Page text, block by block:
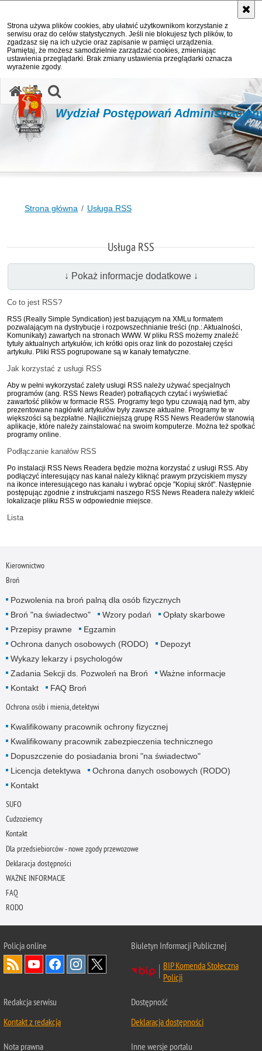
Strona używa plików cookies, aby ułatwić użytkownikom korzystanie z
serwisu oraz do celów statystycznych. Jeśli nie blokujesz tych plików, to
zgadzasz się na ich użycie oraz zapisanie w pamięci urządzenia.
Pamiętaj, że możesz samodzielnie zarządzać cookies, zmieniając
ustawienia przeglądarki. Brak zmiany ustawienia przeglądarki oznacza
wyrażenie zgody.
Wydział Postępowań
Strona główna Usługa RSS
Usługa RSS
↓ Pokaż informacje dodatkowe ↓
Co to jest RSS?
RSS (Really Simple Syndication) jest bazującym na XMLu formatem
pozwalającym na dystrybucje i rozpowszechnianie treści (np.: Aktualności,
Komunikaty) zawartych na stronach WWW. W pliku RSS możemy znaleźć
tytuły aktualnych artykułów, ich krótki opis oraz link do pozostałej części
artykułu. Pliki RSS pogrupowane są w kanały tematyczne.
Jak korzystać z usługi RSS
Aby w pełni wykorzystać zalety usługi RSS należy używać specjalnych
programów (ang. RSS News Reader) potrafiących czytać i wyświetlać
zawartość plików w formacie RSS. Programy tego typu czuwają nad tym, aby
prezentowane nagłówki artykułów były zawsze aktualne. Programy te w
większości są bezpłatne. Najliczniejszą grupę RSS News Readerów stanowią
aplikacje, które należy zainstalować na swoim komputerze. Można też spotkać
programy online.
Podłączanie kanałów RSS
Po instalacji RSS News Readera będzie można korzystać z usługi RSS. Aby
podłączyć interesujący nas kanał należy kliknąć prawym przyciskiem myszy
na ikonce interesującego nas kanału i wybrać opcje "Kopiuj skrót". Następnie
postępując zgodnie z instrukcjami naszego RSS News Readera należy wkleić
lokalizacje pliku RSS w odpowiednie miejsce.
Lista
Kierownictwo
Broń
Pozwolenia na broń palną dla osób fizycznych
Broń "na świadectwo"
Wzory podań
Opłaty skarbowe
Przepisy prawne
Egzamin
Ochrona danych osobowych (RODO)
Depozyt
Wykazy lekarzy i psychologów
Zadania Sekcji ds. Pozwoleń na Broń
Ważne informacje
Kontakt
FAQ Broń
Ochrona osób i mienia, detektywi
Kwalifikowany pracownik ochrony fizycznej
Kwalifikowany pracownik zabezpieczenia technicznego
Dopuszczenie do posiadania broni "na świadectwo"
Licencja detektywa
Ochrona danych osobowych (RODO)
Kontakt
SUFO
Cudzoziemcy
Kontakt
Dla przedsiebiorców - nowe zgody przewozowe
Deklaracja dostępności
WAŻNE INFORMACJE
FAQ
RODO
Policja online
Biuletyn Informacji Publicznej
BIP Komenda Stołeczna
Policji
Redakcja serwisu
Kontakt z redakcją
Dostępność
Deklaracja dostępności
Nota prawna Inne wersje portalu